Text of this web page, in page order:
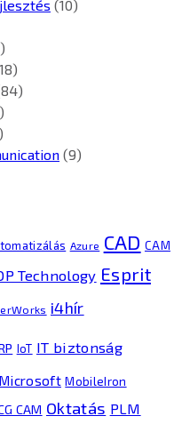
(10)
(9)
Azure CAD CAM
Technology Esprit
i4hír
IoT IT biztonság
Microsoft MobileIron
CAM Oktatás PLM